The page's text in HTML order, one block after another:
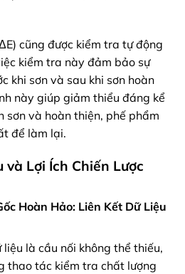
cũng được kiểm tra tự động
kiểm tra này đảm bảo sự
khi sơn và sau khi sơn hoàn
này giúp giảm thiểu đáng kể
sơn và hoàn thiện, phế phẩm
để làm lại.
và Lợi Ích Chiến Lược
Hoàn Hảo: Liên Kết Dữ Liệu
là cầu nối không thể thiếu,
thao tác kiểm tra chất lượng